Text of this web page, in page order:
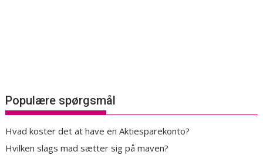
Populære spørgsmål
Hvad koster det at have en Aktiesparekonto?
Hvilken slags mad sætter sig på maven?